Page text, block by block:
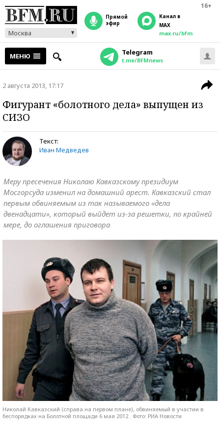
16+
Москва
прямой
эфир
Канал в
MAX
max.ru/bfm
МЕНЮ Telegram
t.me/BFMnews
2 августа 2013, 17:17
Фигурант «болотного дела» выпущен из
СИЗО
Текст:
Иван Медведев
Меру пресечения Николаю Кавказскому президиум
Мосгорсуда изменил на домашний арест. Кавказский стал
первым обвиняемым из так называемого «дела
двенадцати», который выйдет из-за решетки, по крайней
мере, до оглашения приговора
Николай Кавказский (справа на первом плане), обвиняемый в участии в
беспорядках на Болотной площади 6 мая 2012 . Фото: РИА Новости